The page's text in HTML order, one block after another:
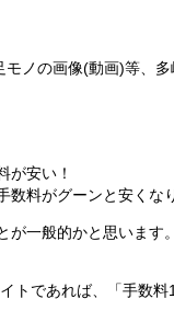
ノの画像(動画)等、
が安い！
数料がグーンと安くな
が一般的かと思います
トであれば、「手数